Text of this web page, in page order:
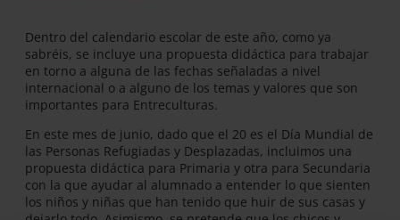
Dentro del calendario escolar de este año, como ya
sabréis, se incluye una propuesta didáctica para trabajar
en torno a alguna de las fechas señaladas a nivel
internacional o a alguno de los temas y valores que son
importantes para Entreculturas.
En este mes de junio, dado que el 20 es el Día Mundial de
las Personas Refugiadas y Desplazadas, incluimos una
propuesta didáctica para Primaria y otra para Secundaria
con la que ayudar al alumnado a entender lo que sienten
los niños y niñas que han tenido que huir de sus casas y